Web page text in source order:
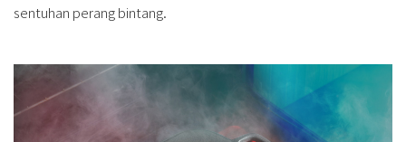
sentuhan perang bintang.